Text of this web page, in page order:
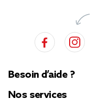
Besoin d’aide ?
Nos services